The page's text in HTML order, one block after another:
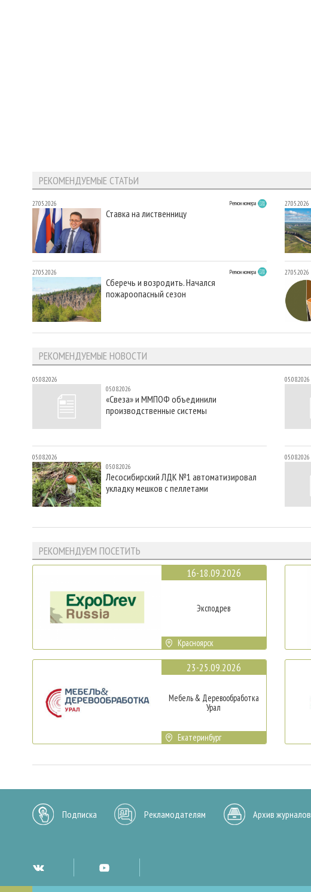
РЕКОМЕНДУЕМЫЕ СТАТЬИ
27.05.2026 Регион номера
Ставка на лиственницу
27.05.2026 Регион номера
Сберечь и возродить. Начался
пожароопасный сезон
27.05.2026
27.05.2026
РЕКОМЕНДУЕМЫЕ НОВОСТИ
05.08.2026
05.08.2026
«Свеза» и ММПОФ объединили
производственные системы
05.08.2026
05.08.2026
Лесосибирский ЛДК №1 автоматизировал
укладку мешков с пеллетами
05.08.2026
05.08.2026
РЕКОМЕНДУЕМ ПОСЕТИТЬ
16-18.09.2026
Эксподрев
Красноярск
23-25.09.2026
Мебель & Деревообработка
Урал
Екатеринбург
Подписка Рекламодателям Архив журналов